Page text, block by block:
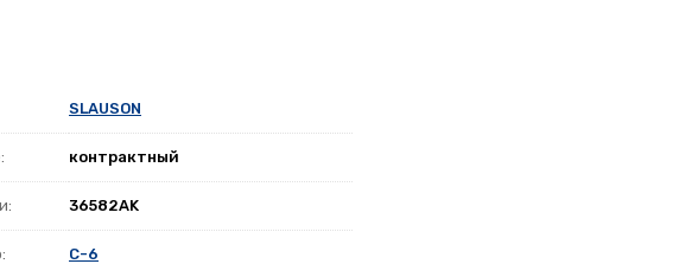
SLAUSON
контрактный
36582AK
C-6